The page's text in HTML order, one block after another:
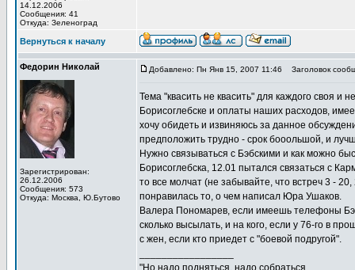
14.12.2006
Сообщения: 41
Откуда: Зеленоград
Вернуться к началу
Федорин Николай
Зарегистрирован:
26.12.2006
Сообщения: 573
Откуда: Москва, Ю.Бутово
Добавлено: Пн Янв 15, 2007 11:46 Заголовок
Тема "квасить не квасить" для каждого своя и
Борисоглебске и оплаты наших расходов,
хочу обидеть и извиняюсь за данное
предположить трудно - срок бооольшой, и
Нужно связываться с Бэбскими и как можно
Борисоглебска, 12.01 пытался связаться с
то все молчат (не забывайте, что встреч 3 -
понравилась то, о чем написал Юра Ушаков.
Валера Пономарев, если имеешь телефоны
сколько высылать, и на кого, если у 76-го в
с жен, если кто приедет с "боевой подругой".
"Но надо подняться, надо собраться